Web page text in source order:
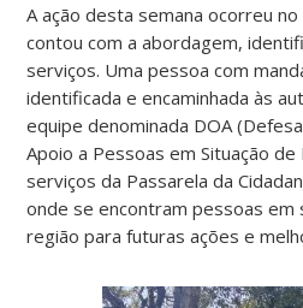
A ação desta semana ocorreu
contou com a abordagem,
serviços. Uma pessoa com
identificada e encaminhada às
equipe denominada DOA
Apoio a Pessoas em Situação
serviços da Passarela da
onde se encontram pessoas em
região para futuras ações e